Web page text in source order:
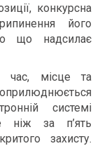
конкурсна
його
що надсилає
час, місце та
системі
ніж за п’ять
захисту.